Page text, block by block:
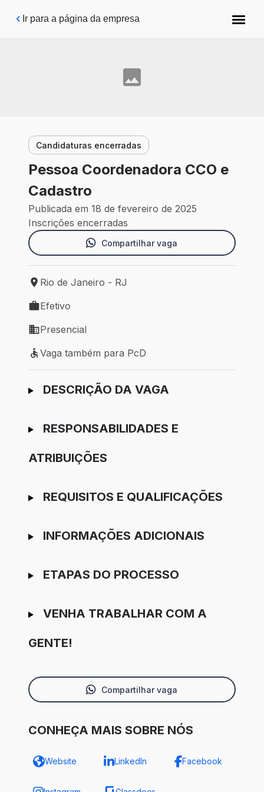
Pular para o conteúdo principal
Ir para a página da empresa
Candidaturas encerradas
Pessoa Coordenadora CCO e
Cadastro
Publicada em 18 de fevereiro de 2025
Inscrições encerradas
Compartilhar vaga
Local de trabalho: Rio de Janeiro - RJ
Rio de Janeiro - RJ
Tipo de vaga: Efetivo
Efetivo
Modelo de trabalho: Presencial
Presencial
Vaga também para PcD
Vaga também para PcD
Ir para candidatura
DESCRIÇÃO DA VAGA
RESPONSABILIDADES E
ATRIBUIÇÕES
REQUISITOS E QUALIFICAÇÕES
INFORMAÇÕES ADICIONAIS
ETAPAS DO PROCESSO
VENHA TRABALHAR COM A
GENTE!
Compartilhar vaga
CONHEÇA MAIS SOBRE NÓS
Website LinkedIn Facebook